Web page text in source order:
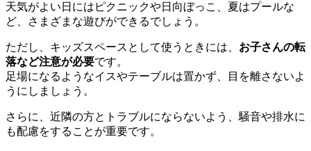
天気がよい日にはピクニックや日向ぼっこ、夏はプールな
ど、さまざまな遊びができるでしょう。
ただし、キッズスペースとして使うときには、 お子さんの転
落など注意が必要です。
足場になるようなイスやテーブルは置かず、目を離さないよ
うにしましょう。
さらに、近隣の方とトラブルにならないよう、騒音や排水に
も配慮をすることが重要です。